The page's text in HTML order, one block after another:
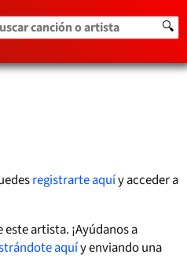
canción o artista 🔍
registrarte aquíy acceder a
artista. ¡Ayúdanos a
aquíy enviando una